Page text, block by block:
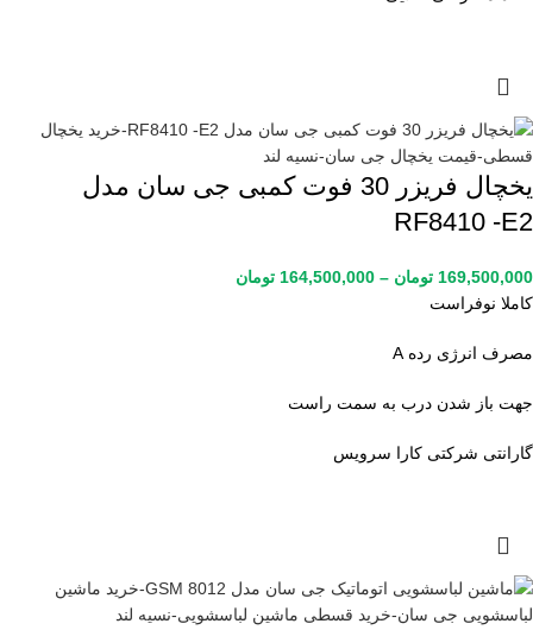
یخچال فریزر 30 فوت کمبی جی سان مدل
RF8410 -E2
169,500,000 تومان –
164,500,000 تومان
کاملا نوفراست
مصرف انرژی رده A
جهت باز شدن درب به سمت راست
گارانتی شرکتی کارا سرویس